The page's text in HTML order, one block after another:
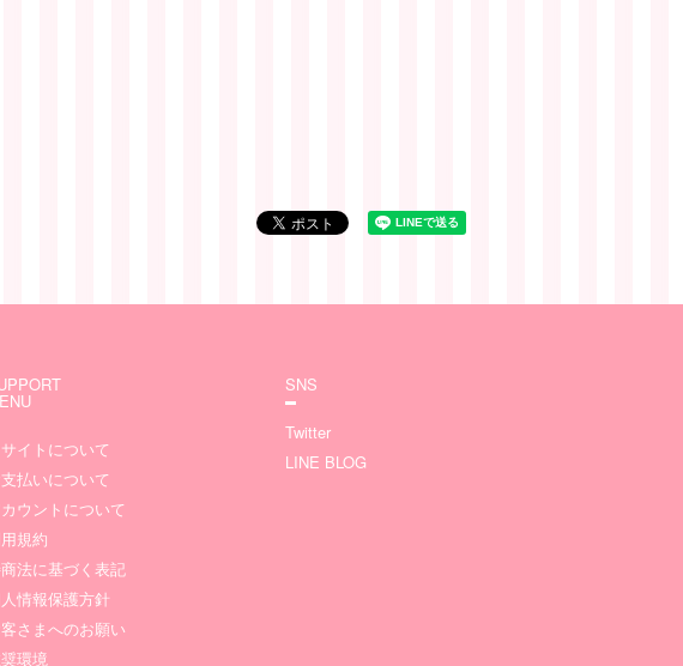
イトについて
払いについて
ウントについて
規約
法に基づく表記
情報保護方針
さまへのお願い
環境
SNS
Twitter
LINE BLOG